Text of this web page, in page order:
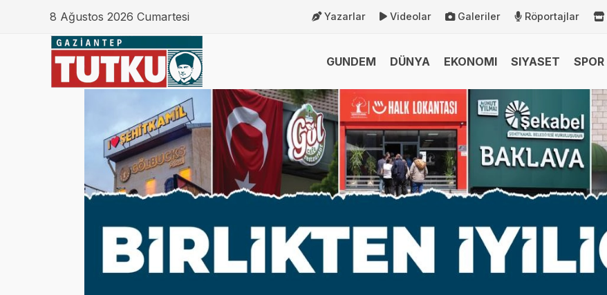
8 Ağustos 2026 Cumartesi Yazarlar Videolar Galeriler Röportajlar
GUNDEM DÜNYA EKONOMI SIYASET SPOR